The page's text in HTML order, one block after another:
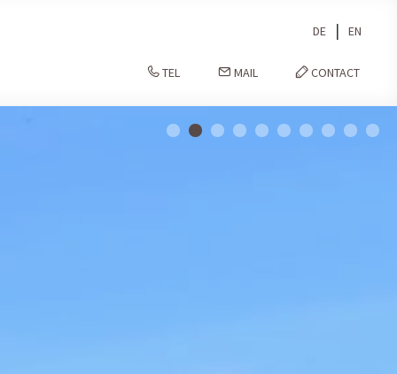
DE | EN
TEL MAIL CONTACT